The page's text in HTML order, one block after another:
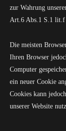
zur Wahrung
Art.6 Abs.1 S.1
Die meisten
Ihren Browser
Computer
ein neuer Cookie
Cookies kann
unserer Website